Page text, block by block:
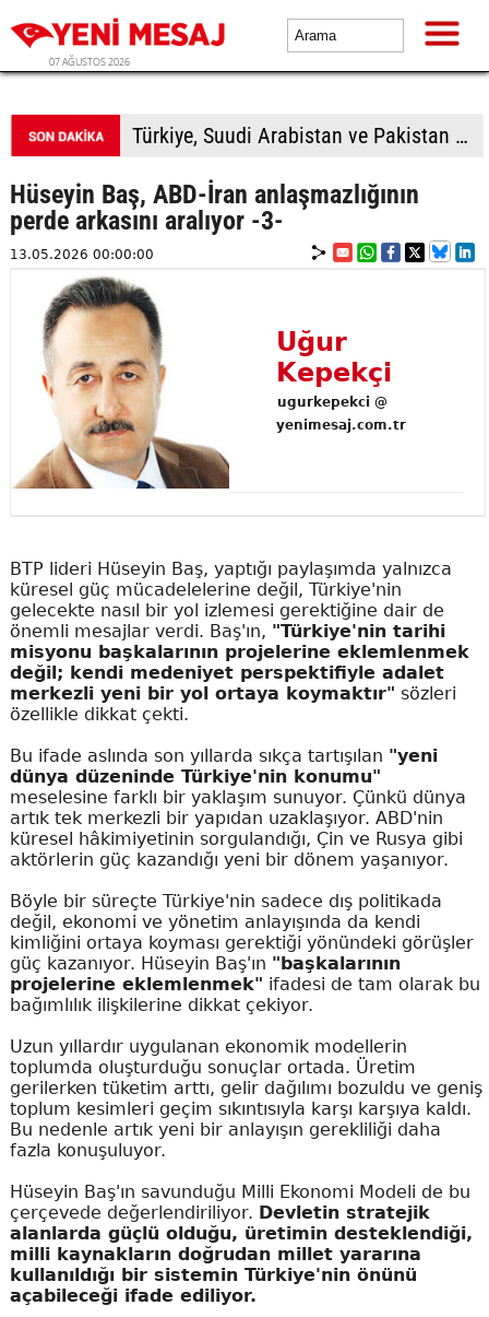
07 AĞUSTOS 2026
Türkiye, Suudi Arabistan ve Pakistan üçlü savunma anlaşması imzalayacak
Hüseyin Baş, ABD-İran anlaşmazlığının
perde arkasını aralıyor -3-
13.05.2026 00:00:00
Uğur
Kepekçi
ugurkepekci @
yenimesaj.com.tr
BTP lideri Hüseyin Baş, yaptığı paylaşımda yalnızca
küresel güç mücadelelerine değil, Türkiye'nin
gelecekte nasıl bir yol izlemesi gerektiğine dair de
önemli mesajlar verdi. Baş'ın, "Türkiye'nin tarihi
misyonu başkalarının projelerine eklemlenmek
değil; kendi medeniyet perspektifiyle adalet
merkezli yeni bir yol ortaya koymaktır" sözleri
özellikle dikkat çekti.
Bu ifade aslında son yıllarda sıkça tartışılan "yeni
dünya düzeninde Türkiye'nin konumu"
meselesine farklı bir yaklaşım sunuyor. Çünkü dünya
artık tek merkezli bir yapıdan uzaklaşıyor. ABD'nin
küresel hâkimiyetinin sorgulandığı, Çin ve Rusya gibi
aktörlerin güç kazandığı yeni bir dönem yaşanıyor.
Böyle bir süreçte Türkiye'nin sadece dış politikada
değil, ekonomi ve yönetim anlayışında da kendi
kimliğini ortaya koyması gerektiği yönündeki görüşler
güç kazanıyor. Hüseyin Baş'ın "başkalarının
projelerine eklemlenmek" ifadesi de tam olarak bu
bağımlılık ilişkilerine dikkat çekiyor.
Uzun yıllardır uygulanan ekonomik modellerin
toplumda oluşturduğu sonuçlar ortada. Üretim
gerilerken tüketim arttı, gelir dağılımı bozuldu ve geniş
toplum kesimleri geçim sıkıntısıyla karşı karşıya kaldı.
Bu nedenle artık yeni bir anlayışın gerekliliği daha
fazla konuşuluyor.
Hüseyin Baş'ın savunduğu Milli Ekonomi Modeli de bu
çerçevede değerlendiriliyor. Devletin stratejik
alanlarda güçlü olduğu, üretimin desteklendiği,
milli kaynakların doğrudan millet yararına
kullanıldığı bir sistemin Türkiye'nin önünü
açabileceği ifade ediliyor.